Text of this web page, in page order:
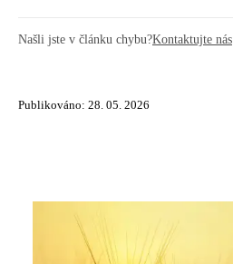
Našli jste v článku chybu?Kontaktujte nás
Publikováno: 28. 05. 2026